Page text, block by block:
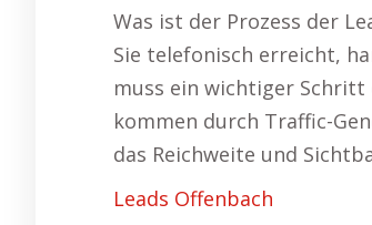
Was ist der Prozess der
Sie telefonisch erreicht,
muss ein wichtiger Schritt
kommen durch Traffic-
das Reichweite und
Leads Offenbach